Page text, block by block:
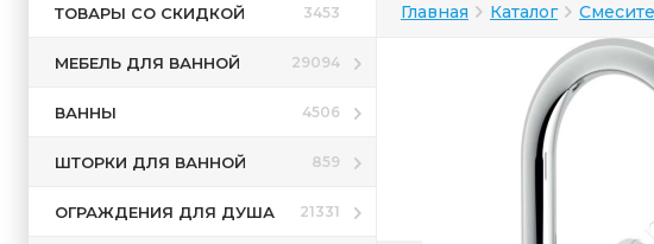
ТОВАРЫ СО СКИДКОЙ 3453
МЕБЕЛЬ ДЛЯ ВАННОЙ 29094
ВАННЫ 4506
ШТОРКИ ДЛЯ ВАННОЙ 859
ОГРАЖДЕНИЯ ДЛЯ ДУША 21331
Главная Каталог